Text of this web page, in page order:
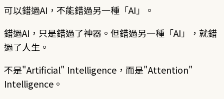
可以錯過AI，不能錯過另一種「AI」。
錯過AI，只是錯過了神器。但錯過另一種「AI」，就錯
過了人生。
不是"Artificial" Intelligence，而是"Attention"
Intelligence。